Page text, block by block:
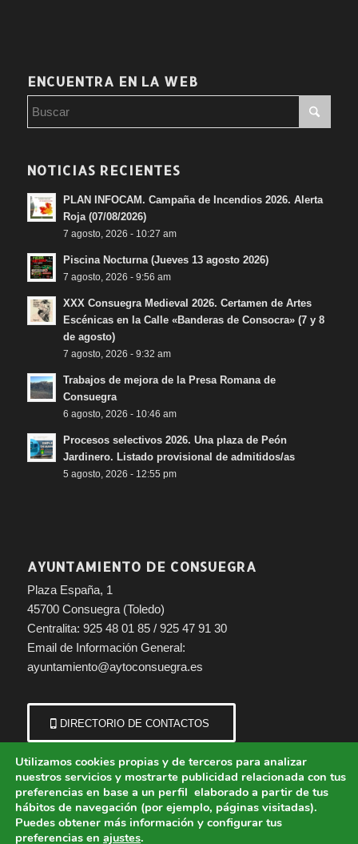
ENCUENTRA EN LA WEB
NOTICIAS RECIENTES
PLAN INFOCAM. Campaña de Incendios 2026. Alerta
Roja (07/08/2026)
7 agosto, 2026 - 10:27 am
Piscina Nocturna (Jueves 13 agosto 2026)
7 agosto, 2026 - 9:56 am
XXX Consuegra Medieval 2026. Certamen de Artes
Escénicas en la Calle «Banderas de Consocra» (7 y 8
de agosto)
7 agosto, 2026 - 9:32 am
Trabajos de mejora de la Presa Romana de
Consuegra
6 agosto, 2026 - 10:46 am
Procesos selectivos 2026. Una plaza de Peón
Jardinero. Listado provisional de admitidos/as
5 agosto, 2026 - 12:55 pm
AYUNTAMIENTO DE CONSUEGRA
Plaza España, 1
45700 Consuegra (Toledo)
Centralita: 925 48 01 85 / 925 47 91 30
Email de Información General:
ayuntamiento@aytoconsuegra.es
DIRECTORIO DE CONTACTOS
© Copyright - Ayuntamiento de Consuegra (Toledo) | Portal municipal.
Utilizamos cookies propias y de terceros para analizar
nuestros servicios y mostrarte publicidad relacionada con tus
preferencias en base a un perfil elaborado a partir de tus
hábitos de navegación (por ejemplo, páginas visitadas).
Puedes obtener más información y configurar tus
preferencias en ajustes.